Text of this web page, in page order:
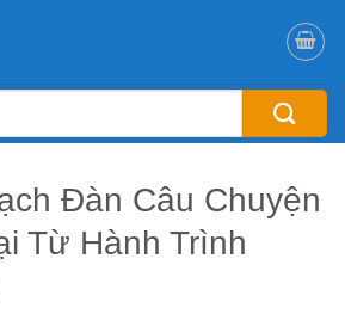
Đàn Câu Chuyện
Từ Hành Trình